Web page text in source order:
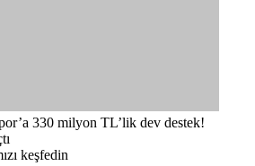
330 milyon TL’lik dev destek!
keşfedin